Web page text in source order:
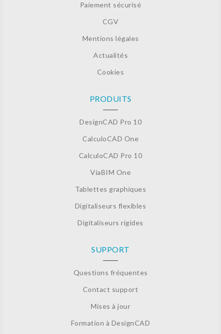
Paiement sécurisé
CGV
Mentions légales
Actualités
Cookies
PRODUITS
DesignCAD Pro 10
CalculoCAD One
CalculoCAD Pro 10
ViaBIM One
Tablettes graphiques
Digitaliseurs flexibles
Digitaliseurs rigides
SUPPORT
Questions fréquentes
Contact support
Mises à jour
Formation à DesignCAD